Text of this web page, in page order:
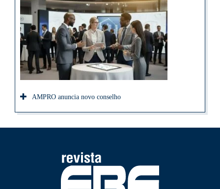
AMPRO anuncia novo conselho